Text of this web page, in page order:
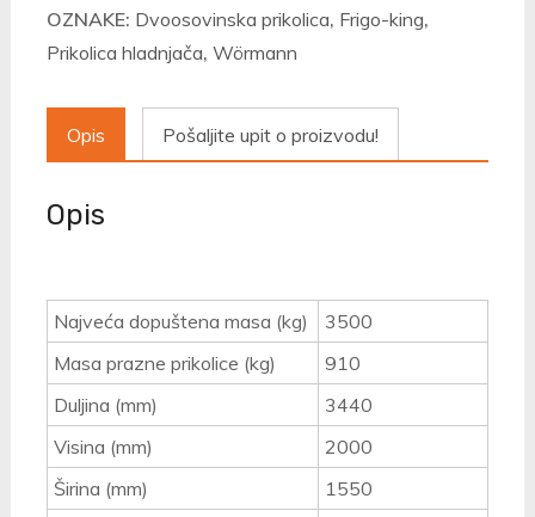
OZNAKE: Dvoosovinska prikolica, Frigo-king,
Prikolica hladnjača, Wörmann
Opis Pošaljite upit o proizvodu!
Opis
Najveća dopuštena masa (kg)
3500
Masa prazne prikolice (kg)
910
Duljina (mm)
3440
Visina (mm)
2000
Širina (mm)
1550